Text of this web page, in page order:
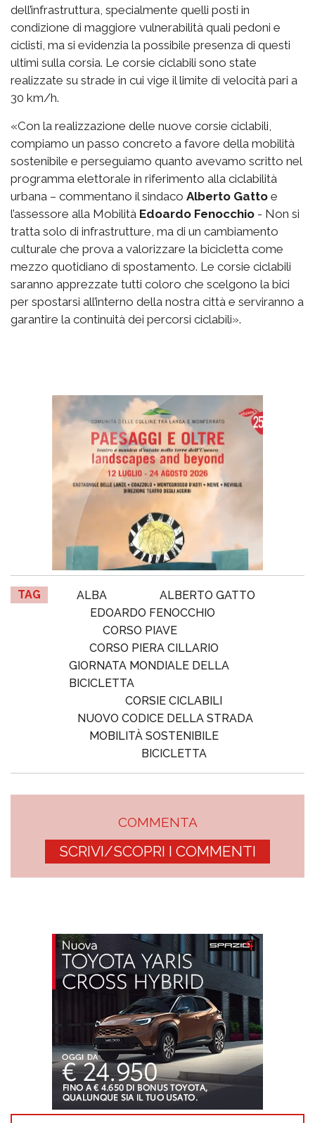
dell’infrastruttura, specialmente quelli posti in
condizione di maggiore vulnerabilità quali pedoni e
ciclisti, ma si evidenzia la possibile presenza di questi
ultimi sulla corsia. Le corsie ciclabili sono state
realizzate su strade in cui vige il limite di velocità pari a
30 km/h.
«Con la realizzazione delle nuove corsie ciclabili,
compiamo un passo concreto a favore della mobilità
sostenibile e perseguiamo quanto avevamo scritto nel
programma elettorale in riferimento alla ciclabilità
urbana – commentano il sindaco Alberto Gatto e
l’assessore alla Mobilità Edoardo Fenocchio - Non si
tratta solo di infrastrutture, ma di un cambiamento
culturale che prova a valorizzare la bicicletta come
mezzo quotidiano di spostamento. Le corsie ciclabili
saranno apprezzate tutti coloro che scelgono la bici
per spostarsi all’interno della nostra città e serviranno a
garantire la continuità dei percorsi ciclabili».
TAG ALBA
ALBERTO GATTO
EDOARDO FENOCCHIO
CORSO PIAVE
CORSO PIERA CILLARIO
GIORNATA MONDIALE DELLA
BICICLETTA
CORSIE CICLABILI
NUOVO CODICE DELLA STRADA
MOBILITÀ SOSTENIBILE
BICICLETTA
COMMENTA
SCRIVI/SCOPRI I COMMENTI